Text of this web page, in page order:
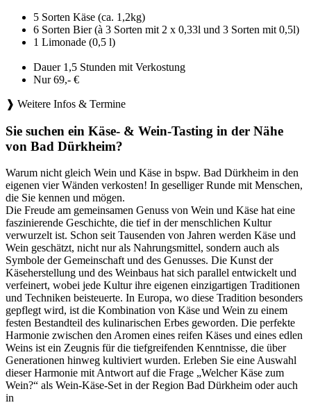
5 Sorten Käse (ca. 1,2kg)
6 Sorten Bier (à 3 Sorten mit 2 x 0,33l und 3 Sorten mit 0,5l)
1 Limonade (0,5 l)
Dauer 1,5 Stunden mit Verkostung
Nur 69,- €
❱ Weitere Infos & Termine
Sie suchen ein Käse- & Wein-Tasting in der Nähe
von Bad Dürkheim?
Warum nicht gleich Wein und Käse in bspw. Bad Dürkheim in den
eigenen vier Wänden verkosten! In geselliger Runde mit Menschen,
die Sie kennen und mögen.
Die Freude am gemeinsamen Genuss von Wein und Käse hat eine
faszinierende Geschichte, die tief in der menschlichen Kultur
verwurzelt ist. Schon seit Tausenden von Jahren werden Käse und
Wein geschätzt, nicht nur als Nahrungsmittel, sondern auch als
Symbole der Gemeinschaft und des Genusses. Die Kunst der
Käseherstellung und des Weinbaus hat sich parallel entwickelt und
verfeinert, wobei jede Kultur ihre eigenen einzigartigen Traditionen
und Techniken beisteuerte. In Europa, wo diese Tradition besonders
gepflegt wird, ist die Kombination von Käse und Wein zu einem
festen Bestandteil des kulinarischen Erbes geworden. Die perfekte
Harmonie zwischen den Aromen eines reifen Käses und eines edlen
Weins ist ein Zeugnis für die tiefgreifenden Kenntnisse, die über
Generationen hinweg kultiviert wurden. Erleben Sie eine Auswahl
dieser Harmonie mit Antwort auf die Frage „Welcher Käse zum
Wein?“ als Wein-Käse-Set in der Region Bad Dürkheim oder auch
in